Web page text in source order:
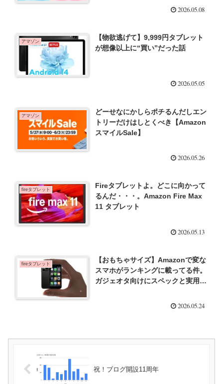
2026.05.08
アマゾン
【物欲逃げて】9,999円タブレット
が想像以上に“買い”だった話
2026.05.05
アマゾン
どーせなにかしらポチるんだしエン
トリーだけはしとくべき【Amazon
スマイルSale】
2026.05.26
fireタブレット
Fireタブレットよ。どこに向かって
るんだ・・・。Amazon Fire Max
11 タブレット
2026.05.13
fireタブレット
【おもちゃサイズ】Amazonで変な
スマホがランキングに載ってる件。
ガジェオタ向けにスペックと実用性
2026.05.24
祝！ブログ開設11周年